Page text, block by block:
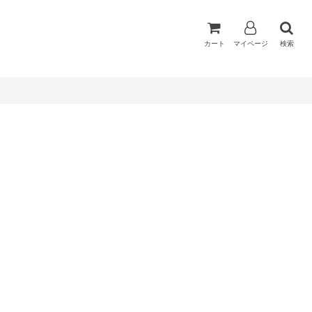
カート マイページ 検索